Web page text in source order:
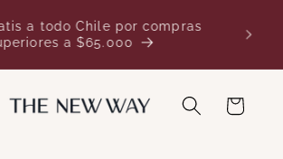
en cada pedido: recibe un
de nuestra nueva colección!
Carrito